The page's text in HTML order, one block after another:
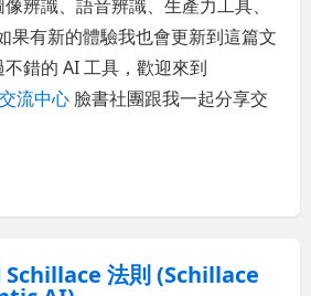
辨識、語音辨識、生產力工具、
果有新的體驗我也會更新到這篇文
錯的 AI 工具，歡迎來到
流中心 臉書社團跟我一起分享交
Schillace 法則 (Schillace